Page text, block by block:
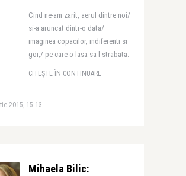
Cind ne-am zarit, aerul dintre noi/
si-a aruncat dintr-o data/
imaginea copacilor, indiferenti si
goi,/ pe care-o lasa sa-l strabata.
CITEȘTE ÎN CONTINUARE
2015, 15:13
Mihaela Bilic: